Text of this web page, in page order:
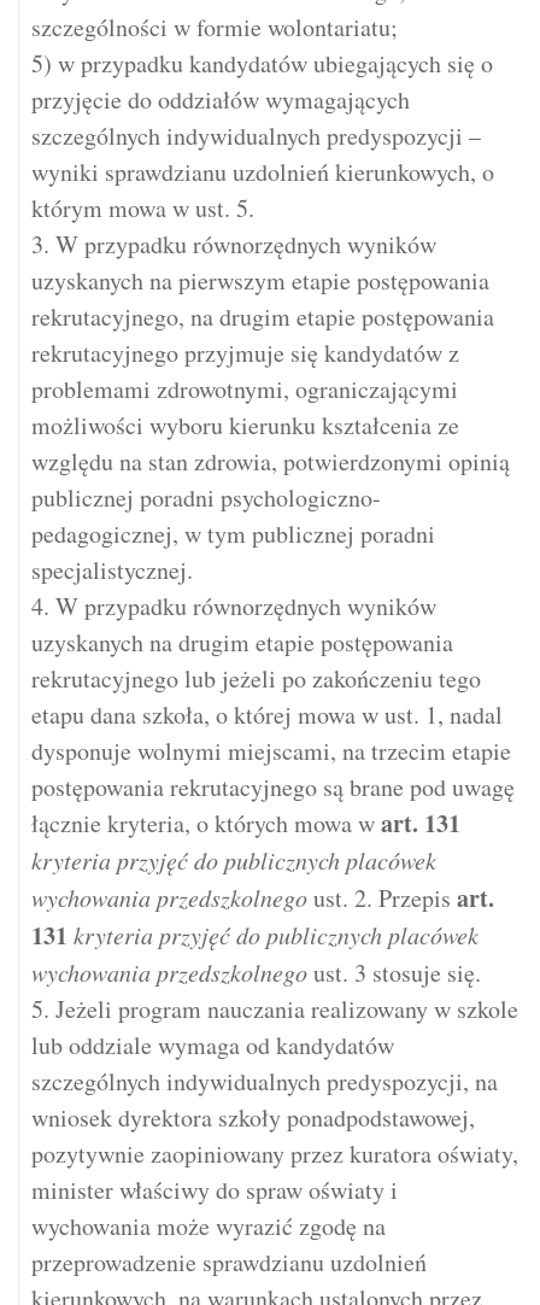
szczególności w formie wolontariatu;
5) w przypadku kandydatów ubiegających się o
przyjęcie do oddziałów wymagających
szczególnych indywidualnych predyspozycji –
wyniki sprawdzianu uzdolnień kierunkowych, o
którym mowa w ust. 5.
3. W przypadku równorzędnych wyników
uzyskanych na pierwszym etapie postępowania
rekrutacyjnego, na drugim etapie postępowania
rekrutacyjnego przyjmuje się kandydatów z
problemami zdrowotnymi, ograniczającymi
możliwości wyboru kierunku kształcenia ze
względu na stan zdrowia, potwierdzonymi opinią
publicznej poradni psychologiczno-
pedagogicznej, w tym publicznej poradni
specjalistycznej.
4. W przypadku równorzędnych wyników
uzyskanych na drugim etapie postępowania
rekrutacyjnego lub jeżeli po zakończeniu tego
etapu dana szkoła, o której mowa w ust. 1, nadal
dysponuje wolnymi miejscami, na trzecim etapie
postępowania rekrutacyjnego są brane pod uwagę
łącznie kryteria, o których mowa wart. 131
kryteria przyjęć do publicznych placówek
wychowania przedszkolnegoust. 2. Przepis art.
131 kryteria przyjęć do publicznych placówek
wychowania przedszkolnegoust. 3 stosuje się.
5. Jeżeli program nauczania realizowany w szkole
lub oddziale wymaga od kandydatów
szczególnych indywidualnych predyspozycji, na
wniosek dyrektora szkoły ponadpodstawowej,
pozytywnie zaopiniowany przez kuratora oświaty,
minister właściwy do spraw oświaty i
wychowania może wyrazić zgodę na
przeprowadzenie sprawdzianu uzdolnień